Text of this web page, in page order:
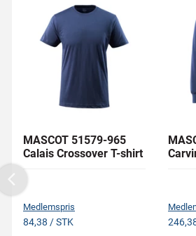
MASCOT 51579-965
Calais Crossover T-shirt
Medlemspris
84,38 / STK
Previous